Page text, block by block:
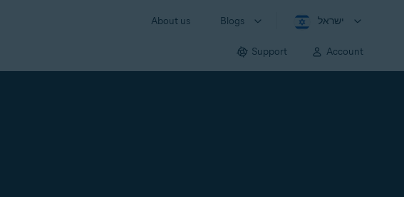
About us Blogs ישראל
Support Account